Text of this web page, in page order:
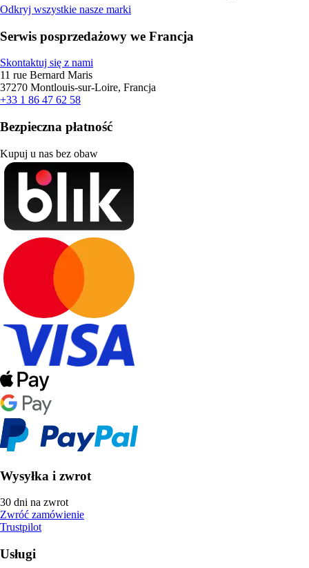
Odkryj wszystkie nasze marki
Serwis posprzedażowy we Francja
Skontaktuj się z nami
11 rue Bernard Maris
37270 Montlouis-sur-Loire, Francja
+33 1 86 47 62 58
Bezpieczna płatność
Kupuj u nas bez obaw
Wysyłka i zwrot
30 dni na zwrot
Zwróć zamówienie
Trustpilot
Usługi